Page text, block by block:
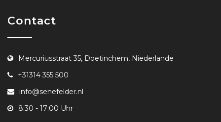
Contact
Mercuriusstraat 35, Doetinchem, Niederlande
+31314 355 500
info@senefelder.nl
8:30 - 17:00 Uhr